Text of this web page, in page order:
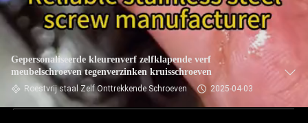
Gepersonaliseerde kleurenverf zelfklapende verf
meubelschroeven tegenverzinken kruisschroeven
Roestvrij staal Zelf Onttrekkende Schroeven 2025-04-03